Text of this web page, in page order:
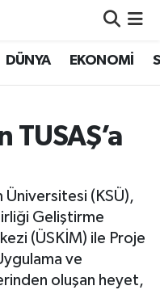
DÜNYA EKONOMİ
TUSAŞ’a
Üniversitesi (KSÜ),
Geliştirme
(ÜSKİM) ile Proje
ve
oluşan heyet,
Fikstür